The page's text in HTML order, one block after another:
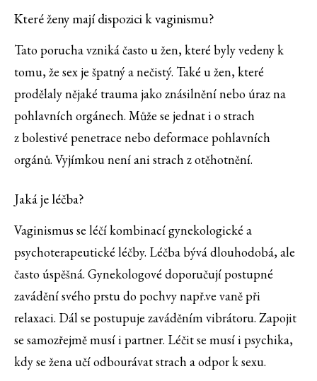
Které ženy mají dispozici k vaginismu?
Tato porucha vzniká často u žen, které byly vedeny k
tomu, že sex je špatný a nečistý. Také u žen, které
prodělaly nějaké trauma jako znásilnění nebo úraz na
pohlavních orgánech. Může se jednat i o strach
z bolestivé penetrace nebo deformace pohlavních
orgánů. Vyjímkou není ani strach z otěhotnění.
Jaká je léčba?
Vaginismus se léčí kombinací gynekologické a
psychoterapeutické léčby. Léčba bývá dlouhodobá, ale
často úspěšná. Gynekologové doporučují postupné
zavádění svého prstu do pochvy např.ve vaně při
relaxaci. Dál se postupuje zaváděním vibrátoru. Zapojit
se samozřejmě musí i partner. Léčit se musí i psychika,
kdy se žena učí odbourávat strach a odpor k sexu.